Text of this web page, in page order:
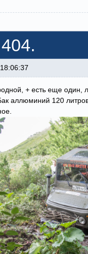
+ есть еще один,
аллюминий 120